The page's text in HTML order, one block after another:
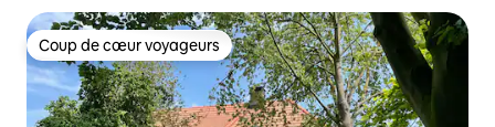
Coup de cœur voyageurs
Coup de cœur voyageurs